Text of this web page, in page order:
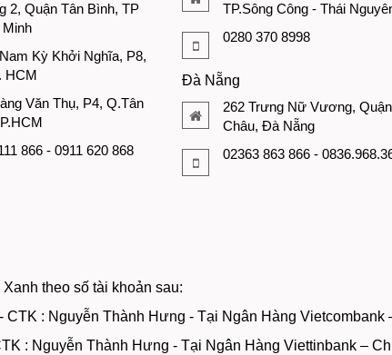
2, Quận Tân Bình, TP
Kỳ Khởi Nghĩa, P8,
HCM
Văn Thụ, P4, Q.Tân
866 - 0911 620 868
TP.Sông Công - Thái
0280 370 8998
Đà Nẵng
262 Trưng Nữ Vương,
Châu, Đà Nẵng
02363 863 866 -
theo số tài khoản sau:
: Nguyễn Thành Hưng - Tại Ngân Hàng
: Nguyễn Thành Hưng - Tại Ngân Hàng Viettinbank –